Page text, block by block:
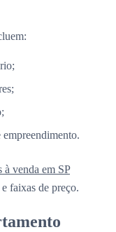
à venda em SP
faixas de preço.